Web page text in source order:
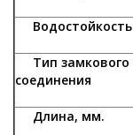
Водостойкость
Тип замкового
соединения
Длина, мм.